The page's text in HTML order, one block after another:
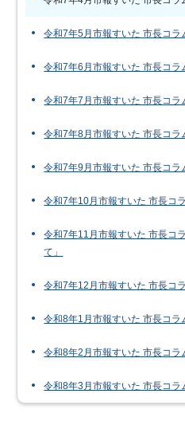
令和7年5月市報すいた 市長コラ
令和7年6月市報すいた 市長コラ
令和7年7月市報すいた 市長コラ
令和7年8月市報すいた 市長コラ
令和7年9月市報すいた 市長コラ
令和7年10月市報すいた 市長コ
令和7年11月市報すいた 市長コ
て」
令和7年12月市報すいた 市長コ
令和8年1月市報すいた 市長コラ
令和8年2月市報すいた 市長コラ
令和8年3月市報すいた 市長コラ